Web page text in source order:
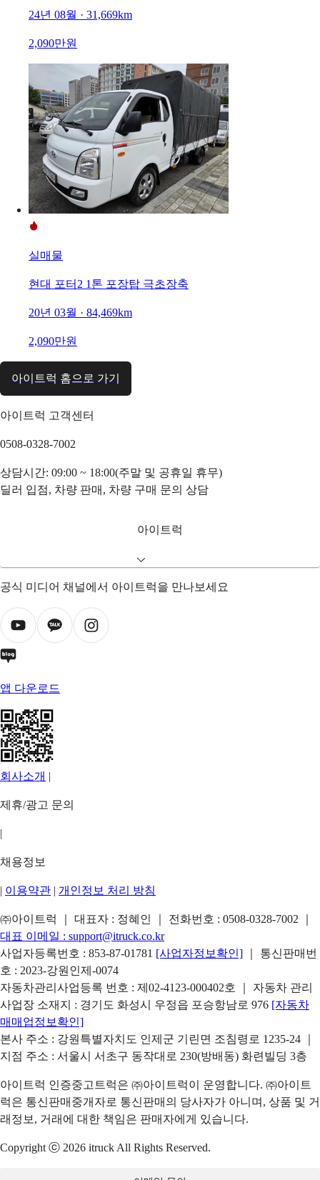
24년 08월 · 31,669km
2,090만원
실매물
현대 포터2 1톤 포장탑 극초장축
20년 03월 · 84,469km
2,090만원
아이트럭 홈으로 가기
아이트럭 고객센터
0508-0328-7002
상담시간: 09:00 ~ 18:00(주말 및 공휴일 휴무)
딜러 입점, 차량 판매, 차량 구매 문의 상담
아이트럭
공식 미디어 채널에서 아이트럭을 만나보세요
앱 다운로드
회사소개 |
제휴/광고 문의
|
채용정보
| 이용약관 | 개인정보 처리 방침
㈜아이트럭 ｜ 대표자 : 정혜인 ｜ 전화번호 : 0508-0328-7002
대표 이메일 : support@itruck.co.kr
사업자등록번호 : 853-87-01781 [사업자정보확인]
｜ 통신판매번
호 : 2023-강원인제-0074
자동차관리사업등록 번호 : 제02-4123-000402호 ｜ 자동차 관리
사업장 소재지 : 경기도 화성시 우정읍 포승항남로 976 [자동차
매매업정보확인]
본사 주소 : 강원특별자치도 인제군 기린면 조침령로 1235-24 ｜
지점 주소 : 서울시 서초구 동작대로 230(방배동) 화련빌딩 3층
아이트럭 인증중고트럭은 ㈜아이트럭이 운영합니다. ㈜아이트
럭은 통신판매중개자로 통신판매의 당사자가 아니며, 상품 및 거
래정보, 거래에 대한 책임은 판매자에게 있습니다.
Copyright ⓒ 2026 itruck All Rights Reserved.